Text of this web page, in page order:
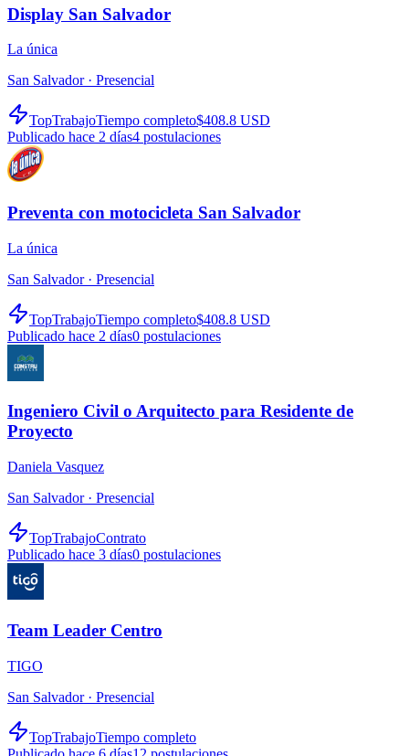
Display San Salvador
La única
San Salvador · Presencial
TopTrabajoTiempo completo$408.8 USD
Publicado hace 2 días4 postulaciones
Preventa con motocicleta San Salvador
La única
San Salvador · Presencial
TopTrabajoTiempo completo$408.8 USD
Publicado hace 2 días0 postulaciones
Ingeniero Civil o Arquitecto para Residente de
Proyecto
Daniela Vasquez
San Salvador · Presencial
TopTrabajoContrato
Publicado hace 3 días0 postulaciones
Team Leader Centro
TIGO
San Salvador · Presencial
TopTrabajoTiempo completo